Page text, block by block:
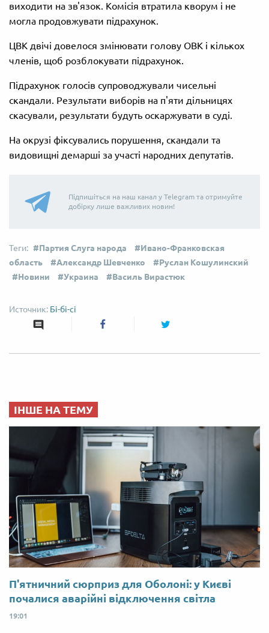
виходити на зв'язок. Комісія втратила кворум і не
могла продовжувати підрахунок.
ЦВК двічі довелося змінювати голову ОВК і кількох
членів, щоб розблокувати підрахунок.
Підрахунок голосів супроводжували чисельні
скандали. Результати виборів на п'яти дільницях
скасували, результати будуть оскаржувати в суді.
На окрузі фіксувались порушення, скандали та
видовищні демарші за участі народних депутатів.
Підпишіться на наш канал у Telegram та отримуйте
добірку лише важливих новин!
Партия Слуга народа
Ивано-Франковская
область
Александр Шевченко
Руслан Кошулинский
Новини
Украина Василь Вирастюк
Бі-бі-сі
ІНШЕ НА ТЕМУ
П'ятничний сюрприз для Оболоні: у Києві
почалися аварійні відключення світла
19:01